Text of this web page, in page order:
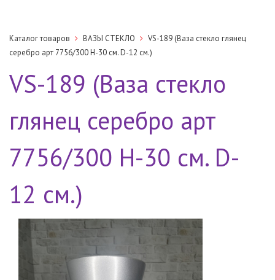
Каталог товаров ВАЗЫ СТЕКЛО
VS-189 (Ваза стекло глянец
серебро арт 7756/300 H-30 см. D-12 см.)
VS-189 (Ваза стекло
глянец серебро арт
7756/300 H-30 см. D-
12 см.)